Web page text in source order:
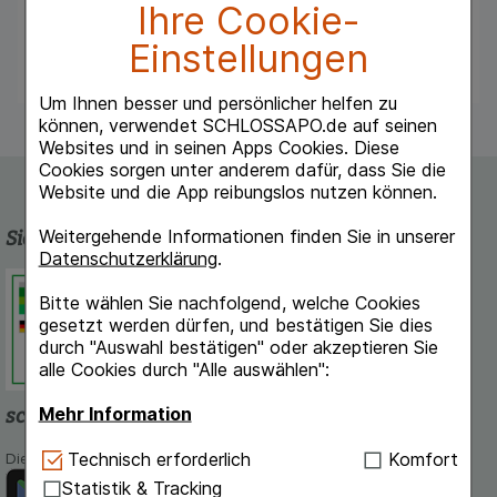
Ihre Cookie-
Einstellungen
Um Ihnen besser und persönlicher helfen zu
können, verwendet SCHLOSSAPO.de auf seinen
Websites und in seinen Apps Cookies. Diese
Cookies sorgen unter anderem dafür, dass Sie die
Website und die App reibungslos nutzen können.
Weitergehende Informationen finden Sie in unserer
Datenschutzerklärung.
Bitte wählen Sie nachfolgend, welche Cookies
gesetzt werden dürfen, und bestätigen Sie dies
durch "Auswahl bestätigen" oder akzeptieren Sie
alle Cookies durch "Alle auswählen":
Mehr Information
Technisch Notwendig:Hierbei handelt es sich um
Cookies, die für die Grundfunktionen unserer
Technisch erforderlich
Komfort
Statistik & Tracking
Verbänden. Es bietet eine starke Klebekraft
und ist von Hand reißbar.
Sicherheit und Qualität
Deutschen Institut für Medizinische
Dokumentation und Information.
schlossapo.de-App
Die App von schlossapo.de jetzt mit E-Rezept-Scanner